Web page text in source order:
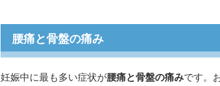
腰痛と骨盤の痛み
妊娠中に最も多い症状が腰痛と骨盤の痛みです。